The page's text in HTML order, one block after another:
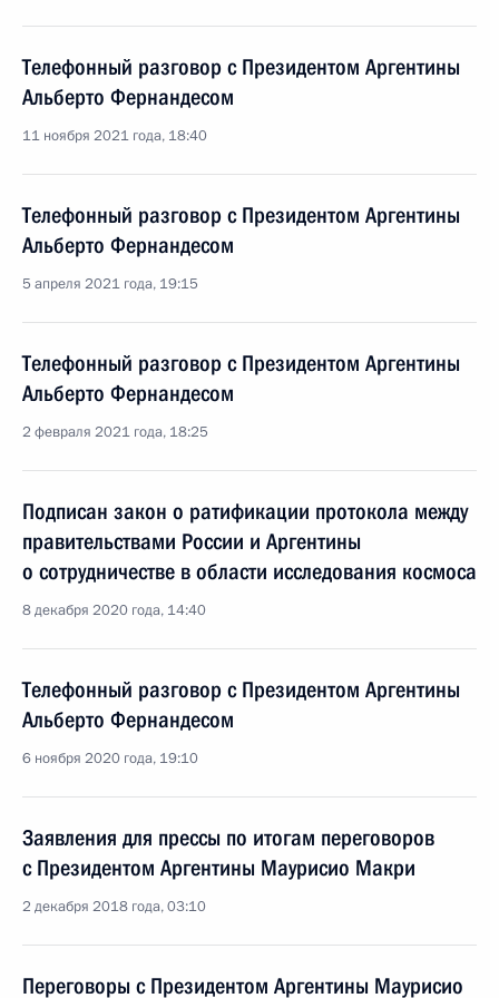
Телефонный разговор с Президентом Аргентины
Альберто Фернандесом
11 ноября 2021 года, 18:40
Телефонный разговор с Президентом Аргентины
Альберто Фернандесом
5 апреля 2021 года, 19:15
Телефонный разговор с Президентом Аргентины
Альберто Фернандесом
2 февраля 2021 года, 18:25
Подписан закон о ратификации протокола между
правительствами России и Аргентины
о сотрудничестве в области исследования космоса
8 декабря 2020 года, 14:40
Телефонный разговор с Президентом Аргентины
Альберто Фернандесом
6 ноября 2020 года, 19:10
Заявления для прессы по итогам переговоров
с Президентом Аргентины Маурисио Макри
2 декабря 2018 года, 03:10
Переговоры с Президентом Аргентины Маурисио